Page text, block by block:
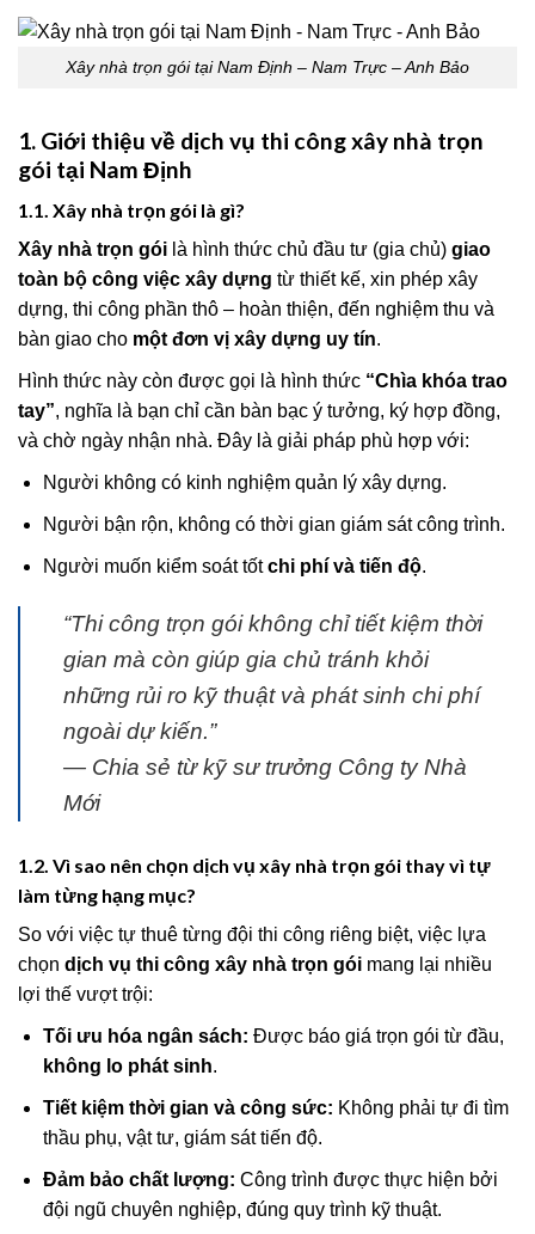
Xây nhà trọn gói tại Nam Định – Nam Trực – Anh Bảo
1. Giới thiệu về dịch vụ thi công xây nhà trọn
gói tại Nam Định
1.1. Xây nhà trọn gói là gì?
Xây nhà trọn gói là hình thức chủ đầu tư (gia chủ) giao
toàn bộ công việc xây dựng từ thiết kế, xin phép xây
dựng, thi công phần thô – hoàn thiện, đến nghiệm thu và
bàn giao cho một đơn vị xây dựng uy tín.
Hình thức này còn được gọi là hình thức “Chìa khóa trao
tay”, nghĩa là bạn chỉ cần bàn bạc ý tưởng, ký hợp đồng,
và chờ ngày nhận nhà. Đây là giải pháp phù hợp với:
Người không có kinh nghiệm quản lý xây dựng.
Người bận rộn, không có thời gian giám sát công trình.
Người muốn kiểm soát tốtchi phí và tiến độ.
“Thi công trọn gói không chỉ tiết kiệm thời
gian mà còn giúp gia chủ tránh khỏi
những rủi ro kỹ thuật và phát sinh chi phí
ngoài dự kiến.”
— Chia sẻ từ kỹ sư trưởng Công ty Nhà
Mới
1.2. Vì sao nên chọn dịch vụ xây nhà trọn gói thay vì tự
làm từng hạng mục?
So với việc tự thuê từng đội thi công riêng biệt, việc lựa
chọn dịch vụ thi công xây nhà trọn gói mang lại nhiều
lợi thế vượt trội:
Tối ưu hóa ngân sách: Được báo giá trọn gói từ đầu,
không lo phát sinh.
Tiết kiệm thời gian và công sức: Không phải tự đi tìm
thầu phụ, vật tư, giám sát tiến độ.
Đảm bảo chất lượng: Công trình được thực hiện bởi
đội ngũ chuyên nghiệp, đúng quy trình kỹ thuật.